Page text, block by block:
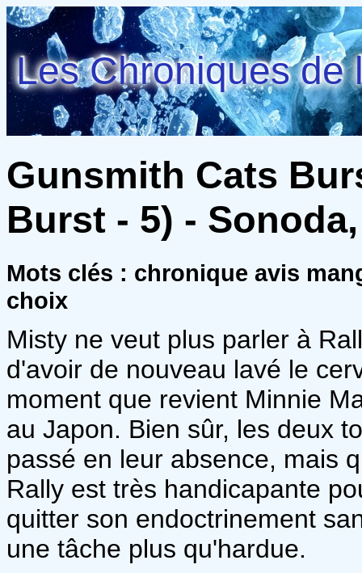
Les Chroniques de
Gunsmith Cats
Burst - 5) -
Mots clés : chronique avis
choix
Misty ne veut plus parler à
d'avoir de nouveau lavé le
moment que revient Minnie
au Japon. Bien sûr, les deux
passé en leur absence, mais
Rally est très handicapante
quitter son endoctrinement
une tâche plus qu'hardue.